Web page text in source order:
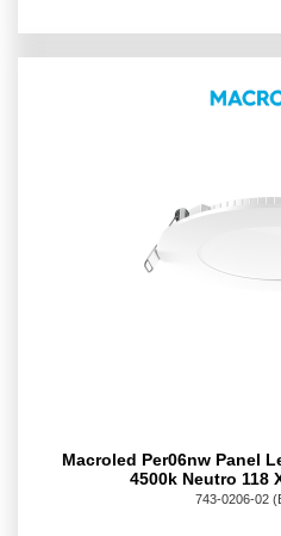
Macroled Per06nw Panel
4500k Neutro 118
743-0206-02